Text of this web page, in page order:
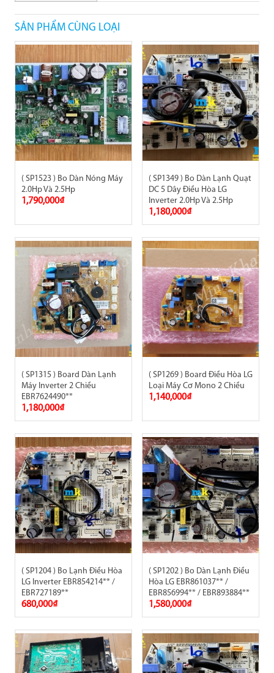
SẢN PHẨM CÙNG LOẠI
( SP1523 ) Bo Dàn Nóng Máy
2.0Hp Và 2.5Hp
1,790,000₫
( SP1349 ) Bo Dàn Lạnh Quạt
DC 5 Dây Điều Hòa LG
Inverter 2.0Hp Và 2.5Hp
1,180,000₫
( SP1315 ) Board Dàn Lạnh
Máy Inverter 2 Chiều
EBR7624490**
1,180,000₫
( SP1269 ) Board Điều Hòa LG
Loại Máy Cơ Mono 2 Chiều
1,140,000₫
( SP1204 ) Bo Lạnh Điều Hòa
LG Inverter EBR854214** /
EBR727189**
680,000₫
( SP1202 ) Bo Dàn Lạnh Điều
Hòa LG EBR861037** /
EBR856994** / EBR893884**
1,580,000₫